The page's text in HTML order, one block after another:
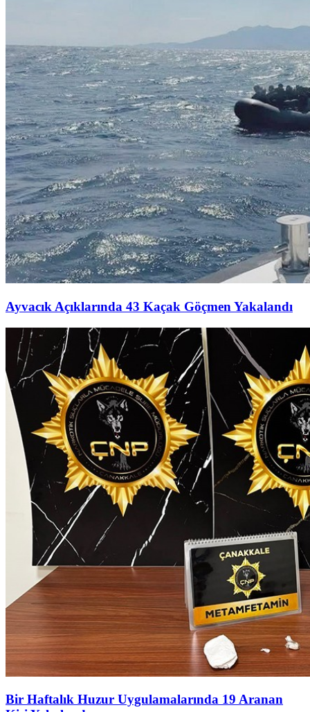
Ayvacık Açıklarında 43 Kaçak Göçmen Yakalandı
Bir Haftalık Huzur Uygulamalarında 19 Aranan